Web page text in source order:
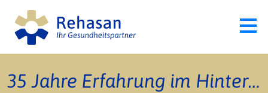
35 Jahre Erfahrung im Hintergrund